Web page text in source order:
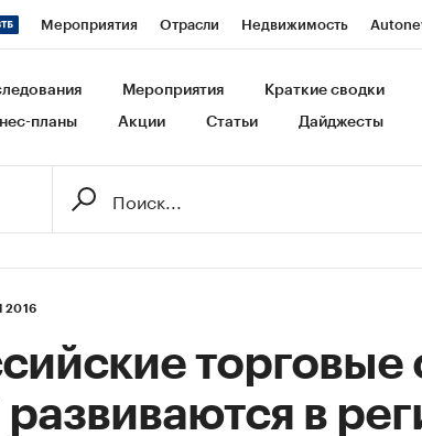
Мероприятия Отрасли Недвижимость
Франшизы Газета Спецпроекты СПб
Мероприятия Краткие сводки
планы Акции Статьи Дайджесты
2016
торговые
развиваются в